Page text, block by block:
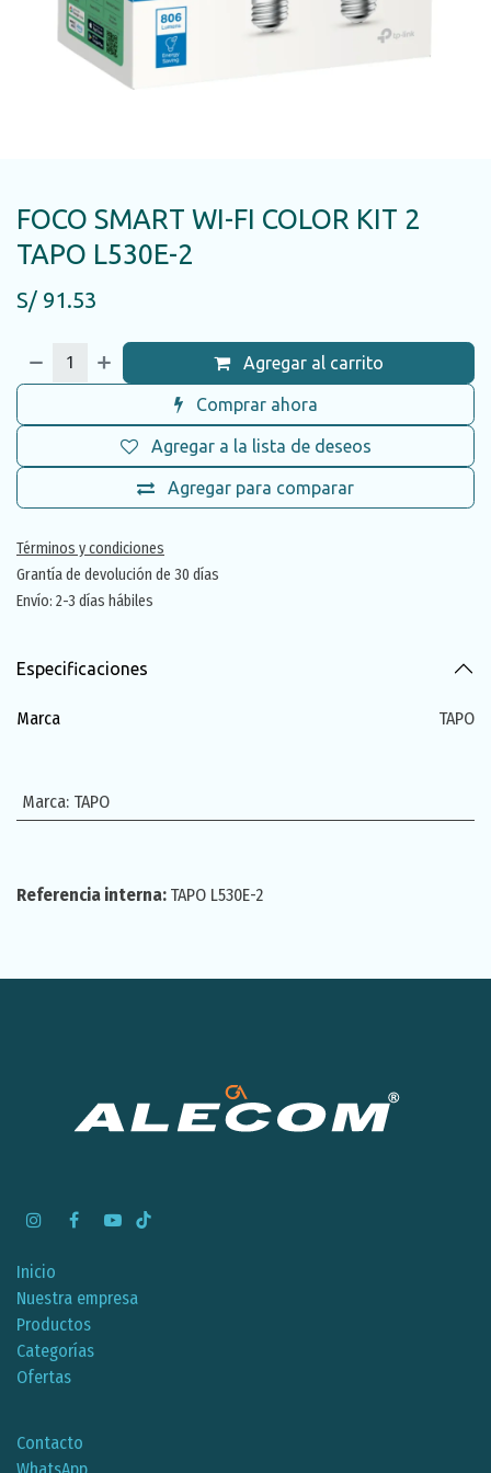
FOCO SMART WI-FI COLOR KIT 2
TAPO L530E-2
S/ 91.53
Agregar al carrito
Comprar ahora
Agregar para comparar
Agregar a la lista de deseos
Términos y condiciones
Grantía de devolución de 30 días
Envío: 2-3 días hábiles
Especificaciones
Marca TAPO
Marca: TAPO
Referencia interna: TAPO L530E-2
Inicio
Nuestra empresa
Productos
Categorías
Ofertas
Contacto